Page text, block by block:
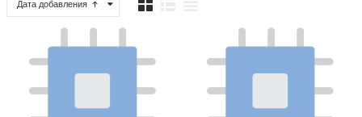
Дата добавления